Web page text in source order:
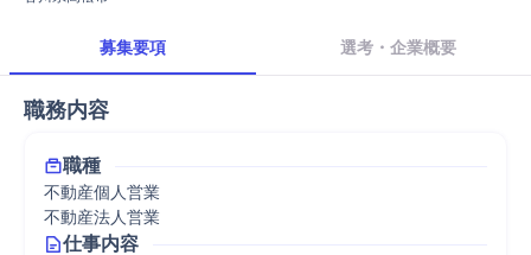
募集要項 選考・企業概要
職務内容
職種
不動産個人営業
不動産法人営業
仕事内容